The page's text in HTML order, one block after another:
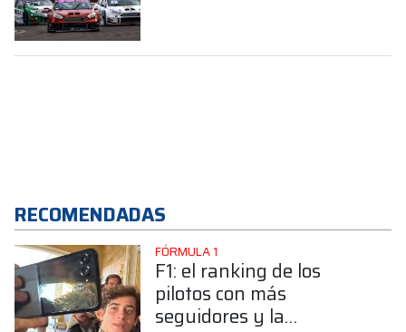
RECOMENDADAS
FÓRMULA 1
F1: el ranking de los
pilotos con más
seguidores y la